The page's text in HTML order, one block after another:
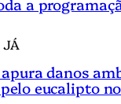
JÁ
danos
eucalipto